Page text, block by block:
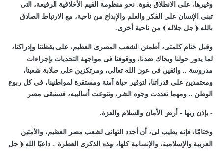
وغيرها، على الانطلاق بقوة، نحو منظومة القيم الأخلاقية الرفيعة، التى
تبنى الإنسان على الفكر والعلم والإبداع من ناحية، مع الارتباط الصادق
بالله ﴿ جل جلاله ﴾ من ناحية أخرى.
وقبل ختام كلمتى، أطمئن الشعب المصرى العظيم، على يقظتنا وإدراكنا،
لما يدور حولنا ويحاك ضدنا، ووقوفنا فى مواجهة التحديات بإجراءات
مدروسة .. واثقين فى عون الله تعالى، ومرتكزين على صلابة شعبنا،
ومعتمدين على قدراتنا، لتوفير حياة آمنة ومستقرة لمواطنينا، فى كل ربوع
الوطن .. ومهما تعددت وجوه الشر، وتنوعت أساليبه، فستبقى مصر
- بإذن ربها - أرض الأمان والسلام والعزة.
وختامًا، فإنه يطيب لى، أن أجدد التهانى لشعب مصر العظيم، والأمتين
العربية والإسلامية، والإنسانية كلها، بهذه الذكرى العطرة .. داعيًا الله ﴿ جل